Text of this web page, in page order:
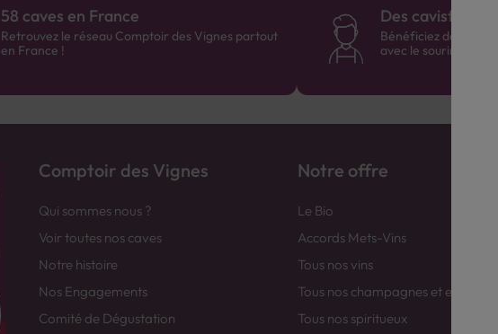
58 caves en France
Retrouvez le réseau Comptoir des Vignes partout
en France !
Des cavistes à
Bénéficiez de
avec le sourire :)
Comptoir des Vignes
Qui sommes nous ?
Voir toutes nos caves
Notre histoire
Nos Engagements
Comité de Dégustation
Notre offre
Le Bio
Accords Mets-Vins
Tous nos vins
Tous nos champagnes et
Tous nos spiritueux